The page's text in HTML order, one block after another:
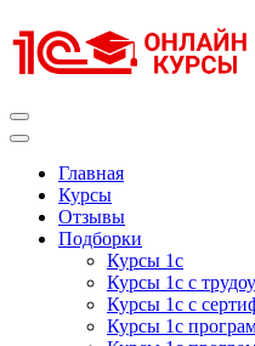
к
содержимому
Главная
Курсы
Отзывы
Подборки
Курсы 1с
Курсы 1с с
Курсы 1с с
Курсы 1с